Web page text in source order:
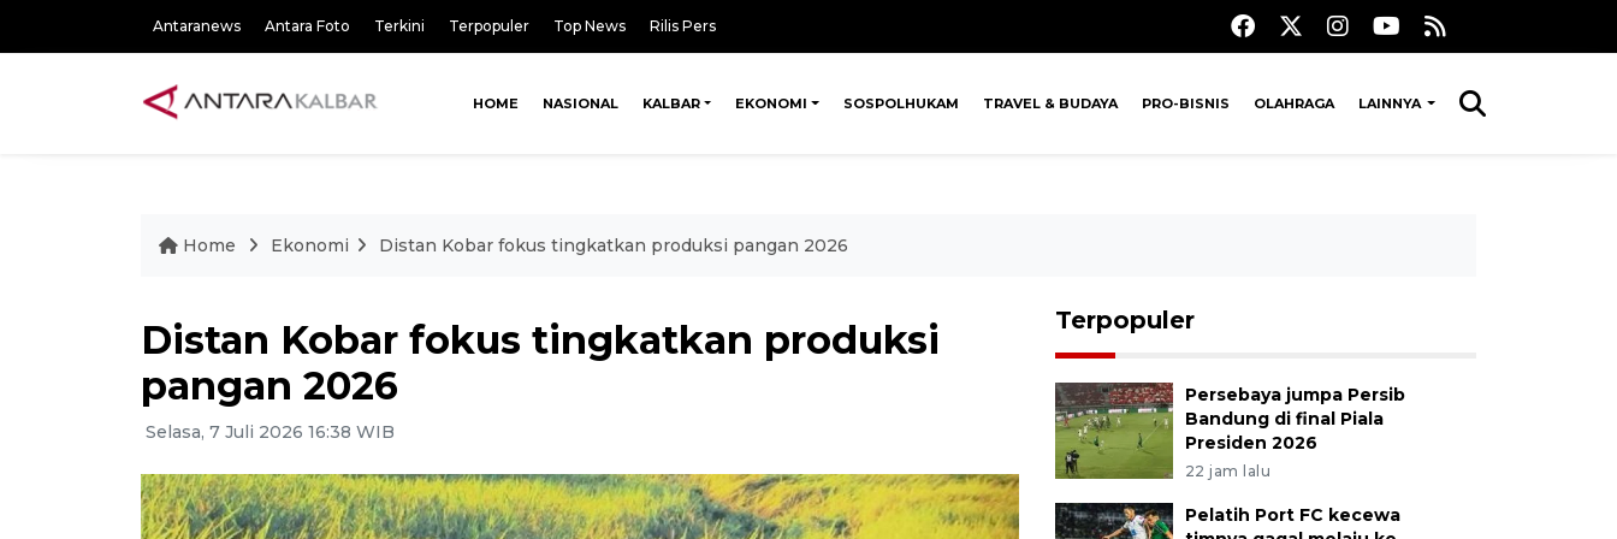
Antaranews Antara Foto Terkini Terpopuler Top News Rilis Pers
HOME NASIONAL KALBAR EKONOMI SOSPOLHUKAM TRAVEL & BUDAYA PRO-BISNIS OLAHRAGA LAINNYA
Home Ekonomi Distan Kobar fokus tingkatkan produksi pangan 2026
Distan Kobar fokus tingkatkan produksi
pangan 2026
Selasa, 7 Juli 2026 16:38 WIB
Terpopuler
Persebaya jumpa Persib
Bandung di final Piala
Presiden 2026
22 jam lalu
Pelatih Port FC kecewa